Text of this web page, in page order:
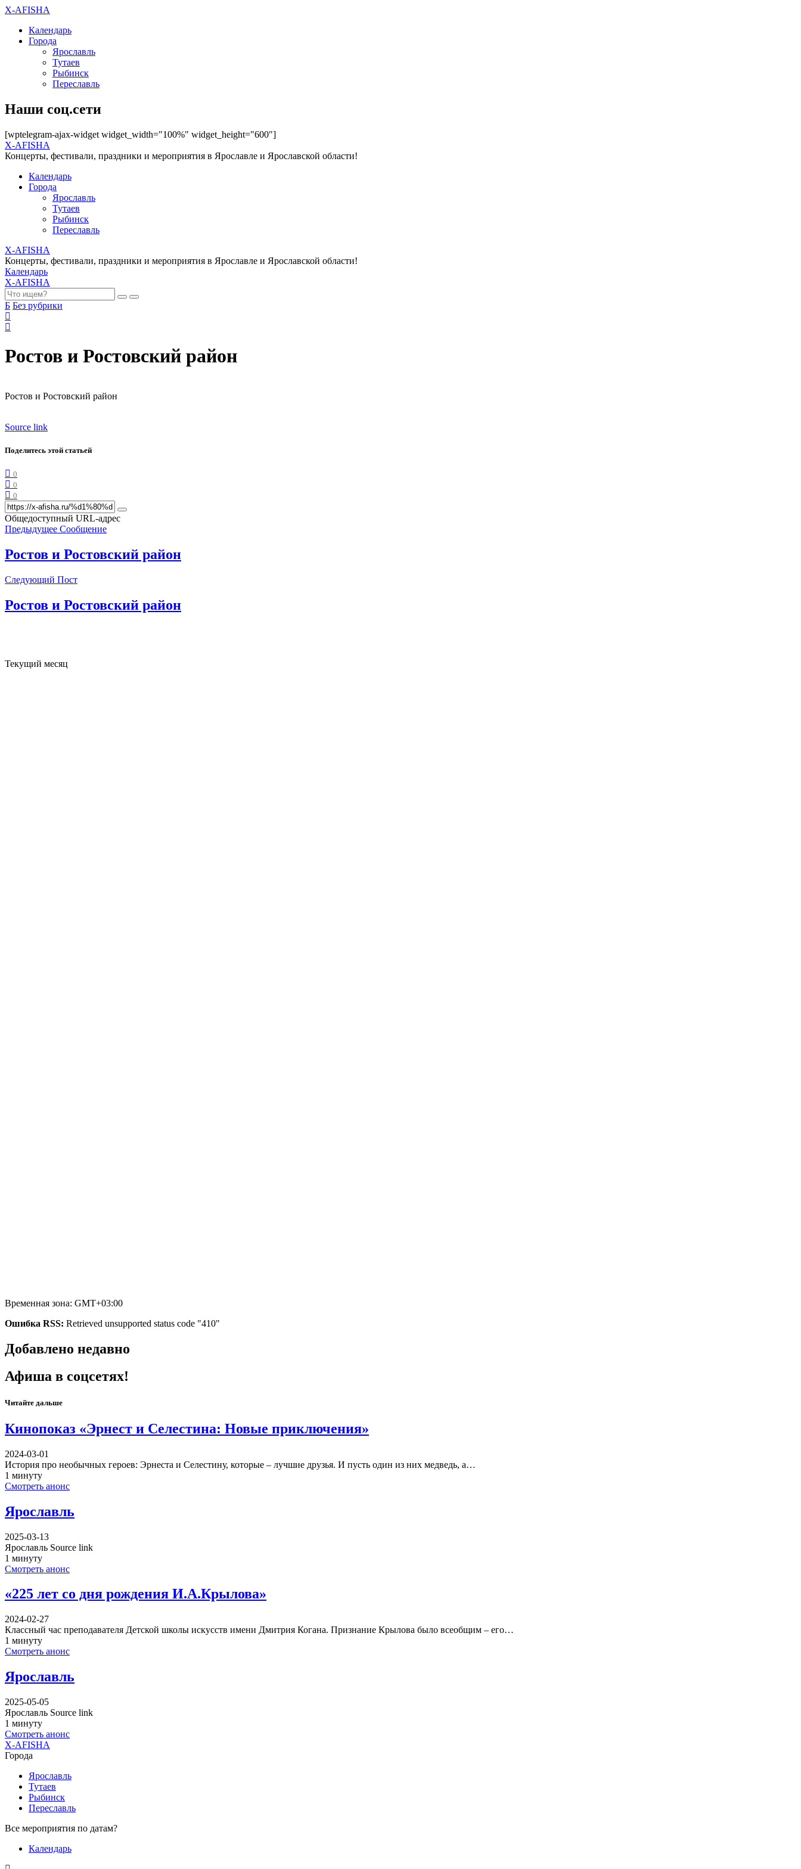
X-AFISHA
Календарь
Города
Ярославль
Тутаев
Рыбинск
Переславль
Наши соц.сети
[wptelegram-ajax-widget widget_width="100%" widget_height="600"]
X-AFISHA
Концерты, фестивали, праздники и мероприятия в Ярославле и Ярославской области!
Календарь
Города
Ярославль
Тутаев
Рыбинск
Переславль
X-AFISHA
Концерты, фестивали, праздники и мероприятия в Ярославле и Ярославской области!
Календарь
X-AFISHA
Б Без рубрики
Ростов и Ростовский район
Ростов и Ростовский район
Source link
Поделитесь этой статьей
0
0
0
Общедоступный URL-адрес
Предыдущее Сообщение
Ростов и Ростовский район
Следующий Пост
Ростов и Ростовский район
Текущий месяц
Временная зона: GMT+03:00
Ошибка RSS: Retrieved unsupported status code "410"
Добавлено недавно
Афиша в соцсетях!
Читайте дальше
Кинопоказ «Эрнест и Селестина: Новые приключения»
2024-03-01
История про необычных героев: Эрнеста и Селестину, которые – лучшие друзья. И пусть один из них медведь, а…
1 минуту
Смотреть анонс
Ярославль
2025-03-13
Ярославль Source link
1 минуту
Смотреть анонс
«225 лет со дня рождения И.А.Крылова»
2024-02-27
Классный час преподавателя Детской школы искусств имени Дмитрия Когана. Признание Крылова было всеобщим – его…
1 минуту
Смотреть анонс
Ярославль
2025-05-05
Ярославль Source link
1 минуту
Смотреть анонс
X-AFISHA
Города
Ярославль
Тутаев
Рыбинск
Переславль
Все мероприятия по датам?
Календарь